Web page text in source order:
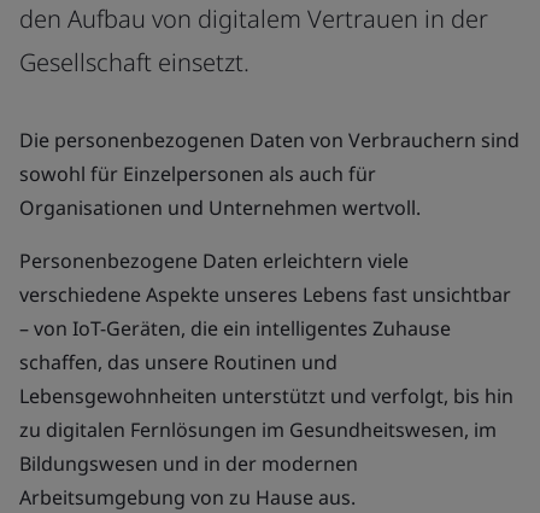
den Aufbau von digitalem Vertrauen in der
Gesellschaft einsetzt.
Die personenbezogenen Daten von Verbrauchern sind
sowohl für Einzelpersonen als auch für
Organisationen und Unternehmen wertvoll.
Personenbezogene Daten erleichtern viele
verschiedene Aspekte unseres Lebens fast unsichtbar
– von IoT-Geräten, die ein intelligentes Zuhause
schaffen, das unsere Routinen und
Lebensgewohnheiten unterstützt und verfolgt, bis hin
zu digitalen Fernlösungen im Gesundheitswesen, im
Bildungswesen und in der modernen
Arbeitsumgebung von zu Hause aus.